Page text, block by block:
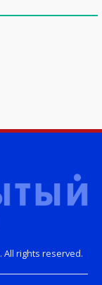
Copyright © Открытый телеканал. תנועת הערבות. All rights reserved.